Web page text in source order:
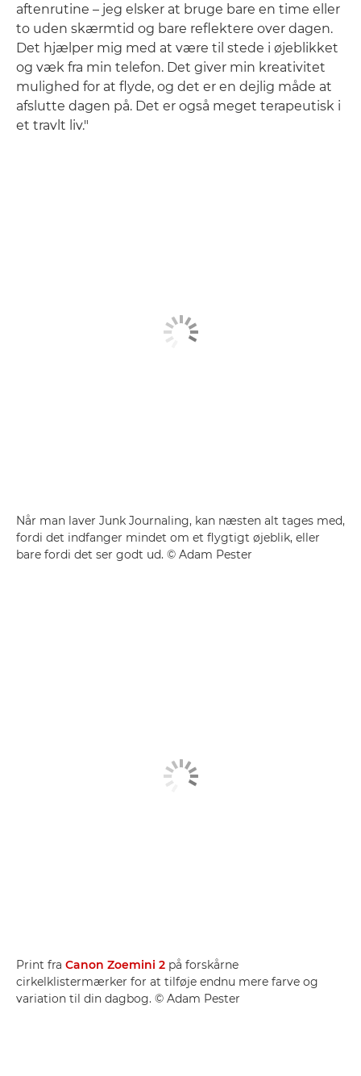
aftenrutine – jeg elsker at bruge bare en time eller
to uden skærmtid og bare reflektere over dagen.
Det hjælper mig med at være til stede i øjeblikket
og væk fra min telefon. Det giver min kreativitet
mulighed for at flyde, og det er en dejlig måde at
afslutte dagen på. Det er også meget terapeutisk i
et travlt liv."
Når man laver Junk Journaling, kan næsten alt tages med,
fordi det indfanger mindet om et flygtigt øjeblik, eller
bare fordi det ser godt ud. © Adam Pester
Print fra Canon Zoemini 2 på forskårne
cirkelklistermærker for at tilføje endnu mere farve og
variation til din dagbog. © Adam Pester